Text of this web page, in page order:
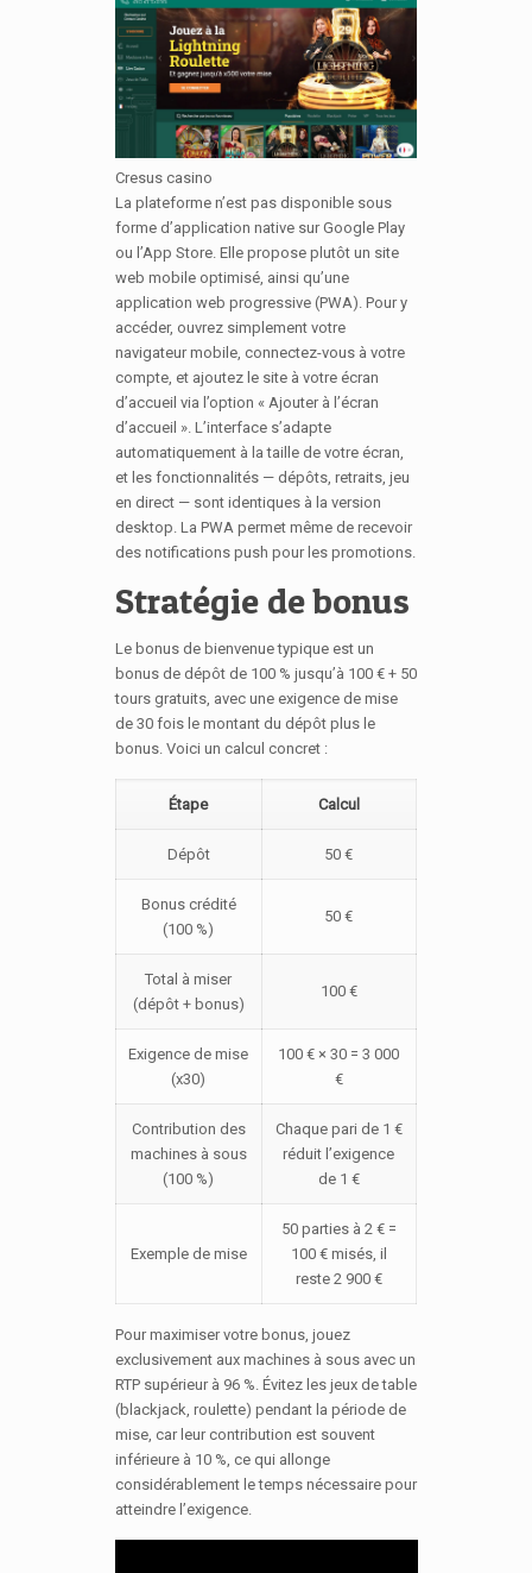
Cresus casino
La plateforme n’est pas disponible sous
forme d’application native sur Google Play
ou l’App Store. Elle propose plutôt un site
web mobile optimisé, ainsi qu’une
application web progressive (PWA). Pour y
accéder, ouvrez simplement votre
navigateur mobile, connectez-vous à votre
compte, et ajoutez le site à votre écran
d’accueil via l’option « Ajouter à l’écran
d’accueil ». L’interface s’adapte
automatiquement à la taille de votre écran,
et les fonctionnalités — dépôts, retraits, jeu
en direct — sont identiques à la version
desktop. La PWA permet même de recevoir
des notifications push pour les promotions.
Stratégie de bonus
Le bonus de bienvenue typique est un
bonus de dépôt de 100 % jusqu’à 100 € + 50
tours gratuits, avec une exigence de mise
de 30 fois le montant du dépôt plus le
bonus. Voici un calcul concret :
Étape Calcul
Dépôt 50 €
Bonus crédité
(100 %)
50 €
Total à miser
(dépôt + bonus)
100 €
Exigence de mise
(x30)
100 € × 30 = 3 000
€
Contribution des
machines à sous
(100 %)
Chaque pari de 1 €
réduit l’exigence
de 1 €
Exemple de mise
50 parties à 2 € =
100 € misés, il
reste 2 900 €
Pour maximiser votre bonus, jouez
exclusivement aux machines à sous avec un
RTP supérieur à 96 %. Évitez les jeux de table
(blackjack, roulette) pendant la période de
mise, car leur contribution est souvent
inférieure à 10 %, ce qui allonge
considérablement le temps nécessaire pour
atteindre l’exigence.